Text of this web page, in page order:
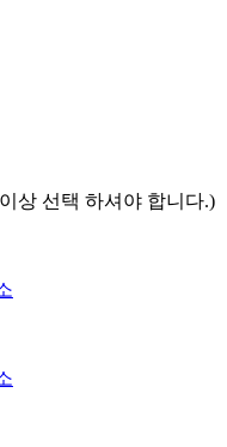
상 선택 하셔야 합니다.)